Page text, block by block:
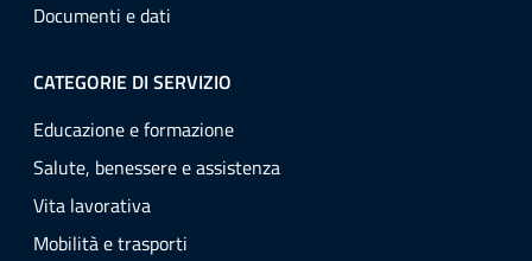
Documenti e dati
CATEGORIE DI SERVIZIO
Educazione e formazione
Salute, benessere e assistenza
Vita lavorativa
Mobilità e trasporti